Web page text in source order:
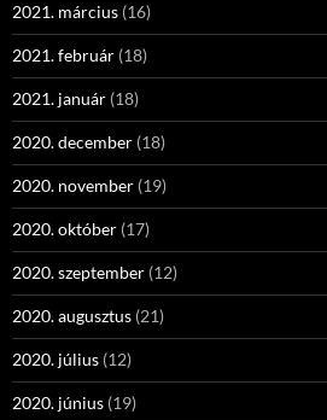
2021. március (16)
2021. február (18)
2021. január (18)
2020. december (18)
2020. november (19)
2020. október (17)
2020. szeptember (12)
2020. augusztus (21)
2020. július (12)
2020. június (19)